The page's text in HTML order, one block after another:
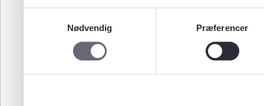
Nødvendig
Præferencer
96